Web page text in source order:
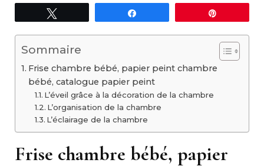
Sommaire
Frise chambre bébé, papier peint chambre
bébé, catalogue papier peint
L’éveil grâce à la décoration de la chambre
L’organisation de la chambre
L’éclairage de la chambre
Frise chambre bébé, papier